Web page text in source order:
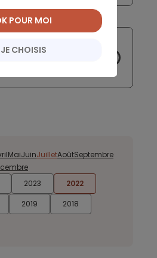
: où changer
devises à
2023
2022
2019
2018
MaiJuinJuilletAoûtSeptembre
JE CHOISIS
POUR MOI